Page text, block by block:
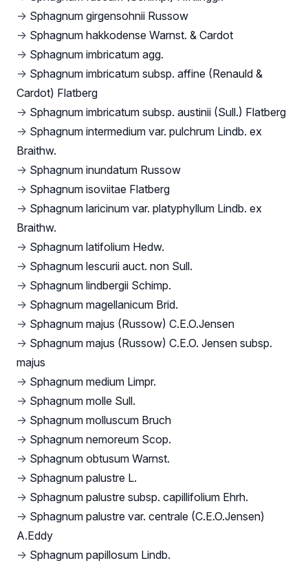
→ Sphagnum girgensohnii Russow
→ Sphagnum hakkodense Warnst. & Cardot
→ Sphagnum imbricatum agg.
→ Sphagnum imbricatum subsp. affine (Renauld &
Cardot) Flatberg
→ Sphagnum imbricatum subsp. austinii (Sull.) Flatberg
→ Sphagnum intermedium var. pulchrum Lindb. ex
Braithw.
→ Sphagnum inundatum Russow
→ Sphagnum isoviitae Flatberg
→ Sphagnum laricinum var. platyphyllum Lindb. ex
Braithw.
→ Sphagnum latifolium Hedw.
→ Sphagnum lescurii auct. non Sull.
→ Sphagnum lindbergii Schimp.
→ Sphagnum magellanicum Brid.
→ Sphagnum majus (Russow) C.E.O.Jensen
→ Sphagnum majus (Russow) C.E.O. Jensen subsp.
majus
→ Sphagnum medium Limpr.
→ Sphagnum molle Sull.
→ Sphagnum molluscum Bruch
→ Sphagnum nemoreum Scop.
→ Sphagnum obtusum Warnst.
→ Sphagnum palustre L.
→ Sphagnum palustre subsp. capillifolium Ehrh.
→ Sphagnum palustre var. centrale (C.E.O.Jensen)
A.Eddy
→ Sphagnum papillosum Lindb.